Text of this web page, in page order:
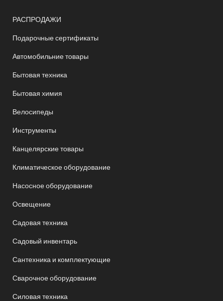
РАСПРОДАЖИ
Подарочные сертификаты
Автомобильние товары
Бытовая техника
Бытовая химия
Велосипеды
Инструменты
Канцелярские товары
Климатическое оборудование
Насосное оборудование
Освещение
Садовая техника
Садовый инвентарь
Сантехника и комплектующие
Сварочное оборудование
Силовая техника